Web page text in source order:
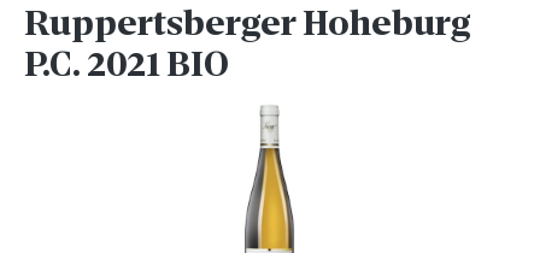
Bildergalerie überspringen
Ruppertsberger Hoheburg
P.C. 2021 BIO